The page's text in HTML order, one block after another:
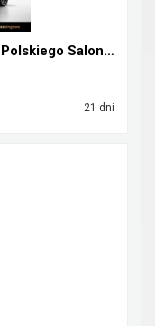
Mini Cooper Classic Trim aut ! Z Polskiego Salonu ...
21 dni